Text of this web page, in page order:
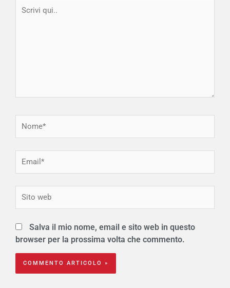
Salva il mio nome, email e sito web in questo
browser per la prossima volta che commento.